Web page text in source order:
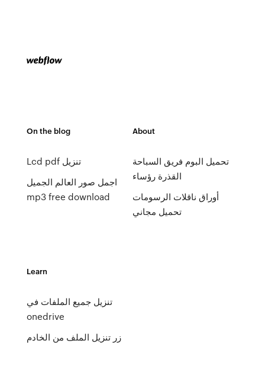
On the blog
Lcd pdf تنزيل
اجمل صور العالم الجميل
mp3 free download
About
تحميل البوم فريق السباحة
القذرة رؤساء
أوراق ناقلات الرسومات
تحميل مجاني
Learn
تنزيل جميع الملفات في
onedrive
زر تنزيل الملف من الخادم